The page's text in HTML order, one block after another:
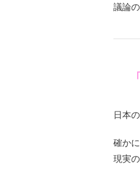
議論
日本
確か
現実